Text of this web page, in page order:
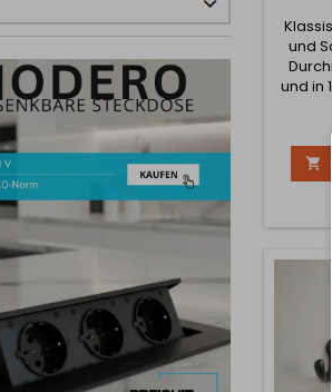
und
und in
